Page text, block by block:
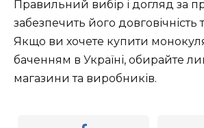
Правильний вибір і догляд за
забезпечить його довговічність
Якщо ви хочете купити
баченням в Україні, обирайте
магазини та виробників.